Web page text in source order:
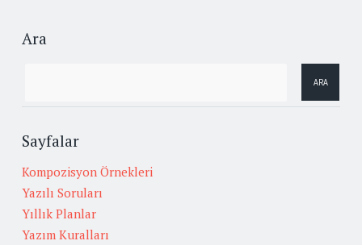
Ara
Sayfalar
Kompozisyon Örnekleri
Yazılı Soruları
Yıllık Planlar
Yazım Kuralları